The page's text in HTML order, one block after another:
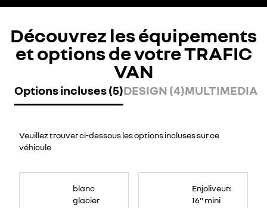
Découvrez les équipements
et options de votre TRAFIC
VAN
Options incluses (5)DESIGN (4)MULTIMEDIA
Veuillez trouver ci-dessous les options incluses sur ce
véhicule
blanc
glacier
Enjoliveurs
16" mini